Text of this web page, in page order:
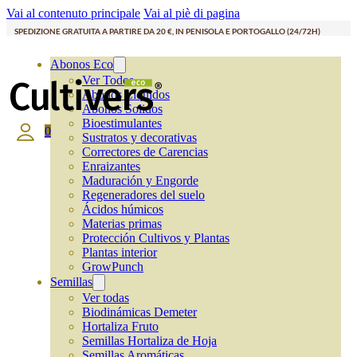
Vai al contenuto principale Vai al piè di pagina
SPEDIZIONE GRATUITA A PARTIRE DA 20 €, IN PENISOLA E PORTOGALLO (24/72H)
Abonos Eco
Ver Todos
Abonos Líquidos
Abonos Solidos
Bioestimulantes
Sustratos y decorativas
Correctores de Carencias
Enraizantes
Maduración y Engorde
Regeneradores del suelo
Ácidos húmicos
Materias primas
Protección Cultivos y Plantas
Plantas interior
GrowPunch
Semillas
Ver todas
Biodinámicas Demeter
Hortaliza Fruto
Semillas Hortaliza de Hoja
0